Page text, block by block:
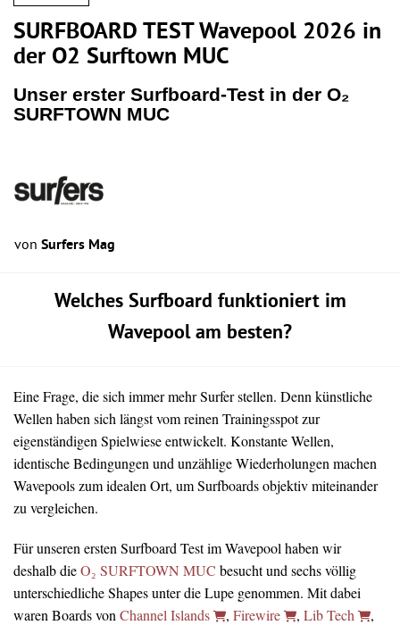
SURFBOARD TEST Wavepool 2026 in
der O2 Surftown MUC
Unser erster Surfboard-Test in der O₂
SURFTOWN MUC
von Surfers Mag
Welches Surfboard funktioniert im
Wavepool am besten?
Eine Frage, die sich immer mehr Surfer stellen. Denn künstliche
Wellen haben sich längst vom reinen Trainingsspot zur
eigenständigen Spielwiese entwickelt. Konstante Wellen,
identische Bedingungen und unzählige Wiederholungen machen
Wavepools zum idealen Ort, um Surfboards objektiv miteinander
zu vergleichen.
Für unseren ersten Surfboard Test im Wavepool haben wir
deshalb dieO₂ SURFTOWN MUC besucht und sechs völlig
unterschiedliche Shapes unter die Lupe genommen. Mit dabei
waren Boards von Channel Islands , Firewire , Lib Tech
,